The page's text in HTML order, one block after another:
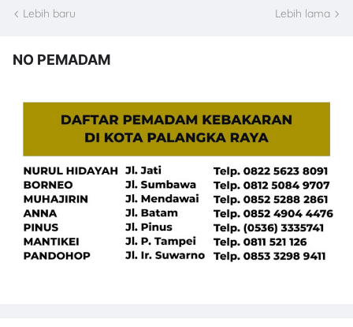
Lebih baru Lebih lama
NO PEMADAM